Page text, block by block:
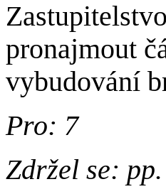
pronajmout
vybudování
Pro: 7
Zdržel se: